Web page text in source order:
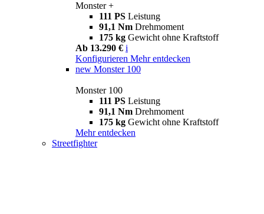
Monster +
111 PS Leistung
91,1 Nm Drehmoment
175 kg Gewicht ohne Kraftstoff
Ab 13.290 € i
Konfigurieren Mehr entdecken
new Monster 100
Monster 100
111 PS Leistung
91,1 Nm Drehmoment
175 kg Gewicht ohne Kraftstoff
Mehr entdecken
Streetfighter